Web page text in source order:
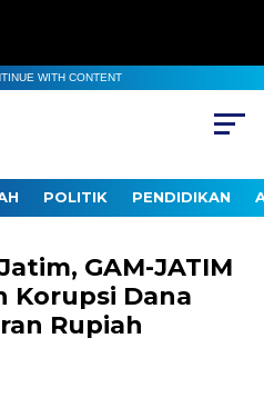
WITH CONTENT
POLITIK PENDIDIKAN
GAM-JATIM
Korupsi Dana
Rupiah